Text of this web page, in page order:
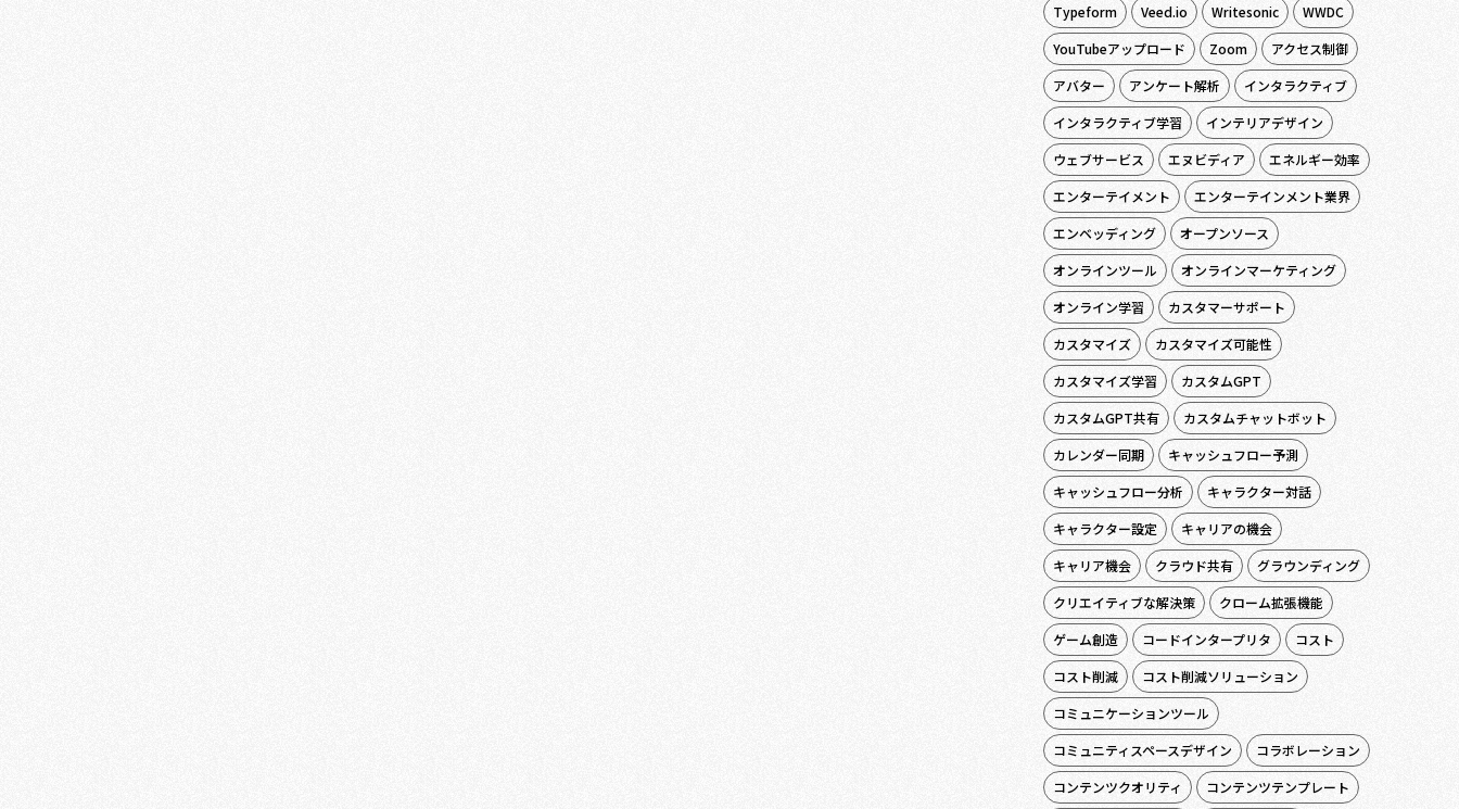
Typeform
Veed.io Writesonic
WWDC
YouTubeアップロード
Zoom
アクセス制御
アバター
アンケート解析
インタラクティブ
インタラクティブ学習
インテリアデザイン
ウェブサービス
エヌビディア
エネルギー効率
エンターテイメント
エンターテインメント業界
エンベッディング
オープンソース
オンラインツール
オンラインマーケティング
オンライン学習
カスタマーサポート
カスタマイズ
カスタマイズ可能性
カスタマイズ学習
カスタムGPT
カスタムGPT共有
カスタムチャットボット
カレンダー同期
キャッシュフロー予測
キャッシュフロー分析
キャラクター対話
キャラクター設定
キャリアの機会
キャリア機会
クラウド共有
グラウンディング
クリエイティブな解決策
クローム拡張機能
ゲーム創造
コードインタープリタ
コスト
コスト削減
コスト削減ソリューション
コミュニケーションツール
コミュニティスペースデザイン
コラボレーション
コンテンツクオリティ
コンテンツテンプレート